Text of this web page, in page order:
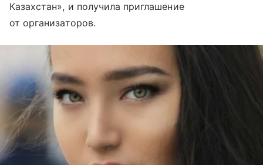
Казахстан», и получила приглашение
от организаторов.